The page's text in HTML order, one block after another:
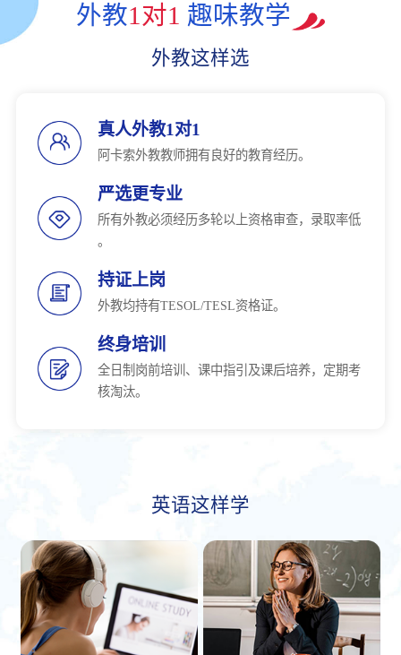
外教1对1 趣味教学
外教这样选
真人外教1对1
阿卡索外教教师拥有良好的教育经历。
严选更专业
所有外教必须经历多轮以上资格审查，录取率低
。
持证上岗
外教均持有TESOL/TESL资格证。
终身培训
全日制岗前培训、课中指引及课后培养，定期考
核淘汰。
英语这样学